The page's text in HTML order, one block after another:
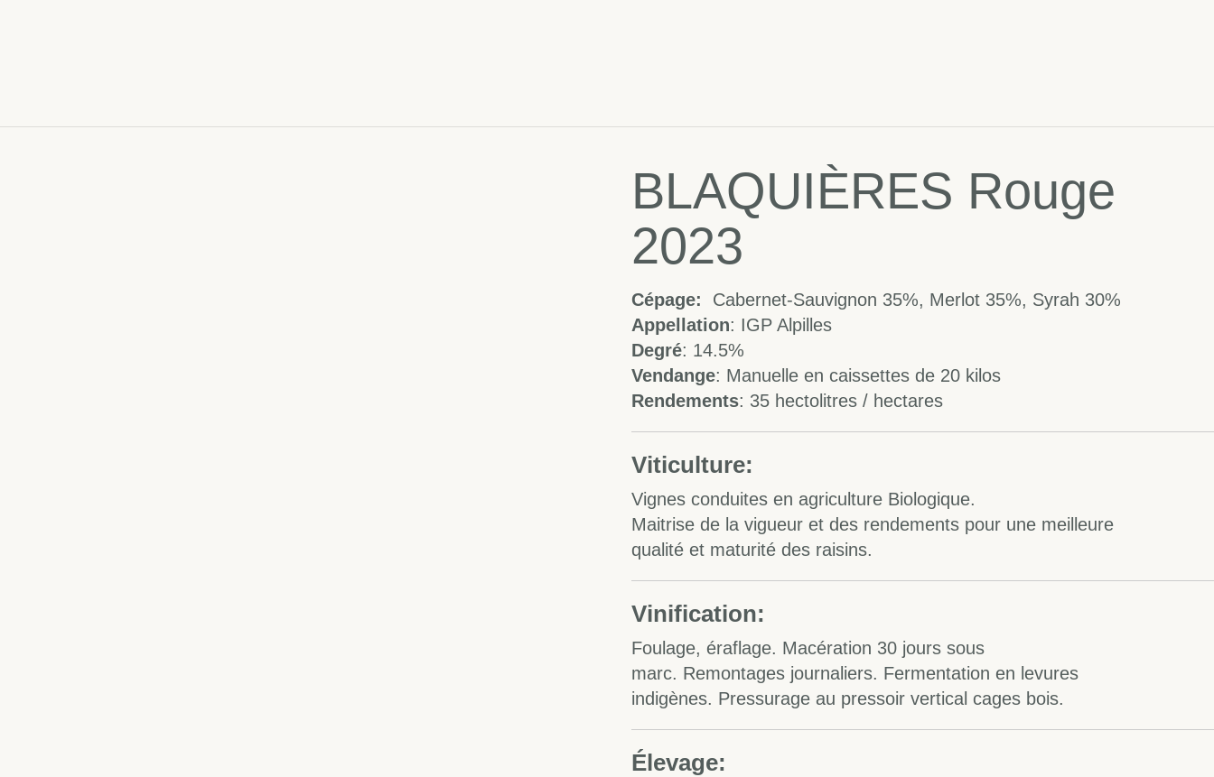
BLAQUIÈRES Rouge
2023
Cépage: Cabernet-Sauvignon 35%, Merlot 35%, Syrah 30%
Appellation: IGP Alpilles
Degré: 14.5%
Vendange: Manuelle en caissettes de 20 kilos
Rendements: 35 hectolitres / hectares
Viticulture:
Vignes conduites en agriculture Biologique.
Maitrise de la vigueur et des rendements pour une meilleure
qualité et maturité des raisins.
Vinification:
Foulage, éraflage. Macération 30 jours sous
marc. Remontages journaliers. Fermentation en levures
indigènes. Pressurage au pressoir vertical cages bois.
Élevage: